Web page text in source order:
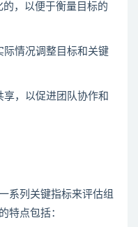
，以便于衡量目标的
际情况调整目标和关键
，以促进团队协作和
系列关键指标来评估组
特点包括：